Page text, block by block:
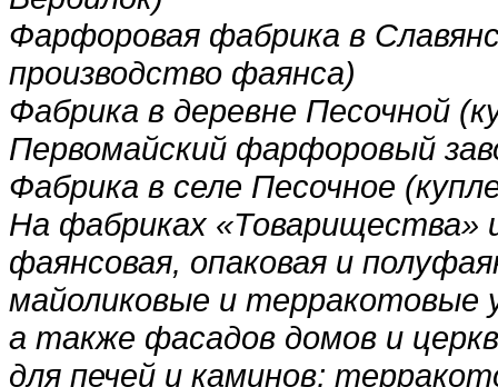
Фарфоровая фабрика в
производство фаянса)
Фабрика в деревне Песочной
Первомайский фарфоровый
Фабрика в селе Песочное
На фабриках «Товарищества»
фаянсовая, опаковая и
майоликовые и терракотовые
а также фасадов домов и
для печей и каминов;